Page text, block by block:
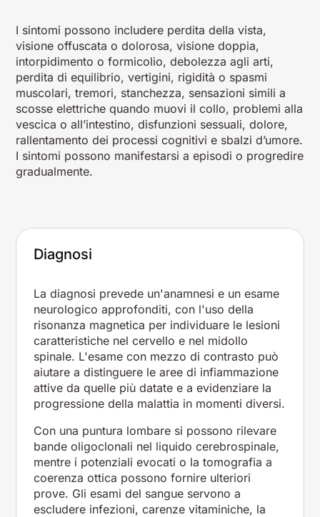
I sintomi possono includere perdita della vista,
visione offuscata o dolorosa, visione doppia,
intorpidimento o formicolio, debolezza agli arti,
perdita di equilibrio, vertigini, rigidità o spasmi
muscolari, tremori, stanchezza, sensazioni simili a
scosse elettriche quando muovi il collo, problemi alla
vescica o all’intestino, disfunzioni sessuali, dolore,
rallentamento dei processi cognitivi e sbalzi d’umore.
I sintomi possono manifestarsi a episodi o progredire
gradualmente.
Diagnosi
La diagnosi prevede un'anamnesi e un esame
neurologico approfonditi, con l'uso della
risonanza magnetica per individuare le lesioni
caratteristiche nel cervello e nel midollo
spinale. L'esame con mezzo di contrasto può
aiutare a distinguere le aree di infiammazione
attive da quelle più datate e a evidenziare la
progressione della malattia in momenti diversi.
Con una puntura lombare si possono rilevare
bande oligoclonali nel liquido cerebrospinale,
mentre i potenziali evocati o la tomografia a
coerenza ottica possono fornire ulteriori
prove. Gli esami del sangue servono a
escludere infezioni, carenze vitaminiche, la